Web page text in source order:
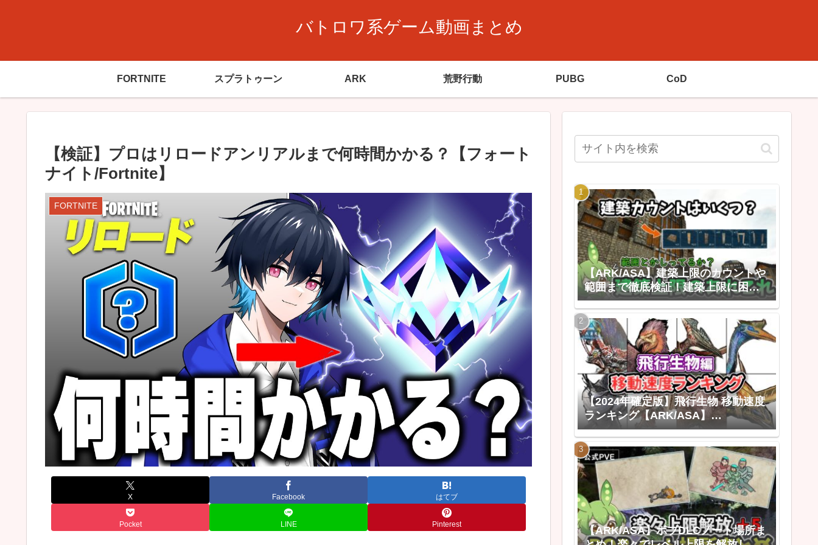
バトロワ系ゲーム動画まとめ
FORTNITE スプラトゥーン ARK 荒野行動 PUBG CoD
【検証】プロはリロードアンリアルまで何時間かかる？【フォート
ナイト/Fortnite】
FORTNITE
X Facebook はてブ
Pocket LINE Pinterest
【ARK/ASA】建築上限のカウントや
範囲まで徹底検証！建築上限に困ら
なくなる建築上限のあれこれ
【2024年確定版】飛行生物 移動速度
ランキング【ARK/ASA】
【ARK:Survival Ascended ゆっくり
解説】
【ARK/ASA】ボブDLCノート場所ま